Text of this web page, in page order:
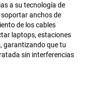
a su tecnología de
anchos de
de los cables
laptops, estaciones
garantizando que tu
sin interferencias